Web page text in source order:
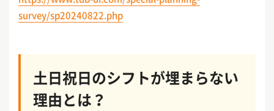
survey/sp20240822.php
土日祝日のシフトが埋まらない
理由とは？